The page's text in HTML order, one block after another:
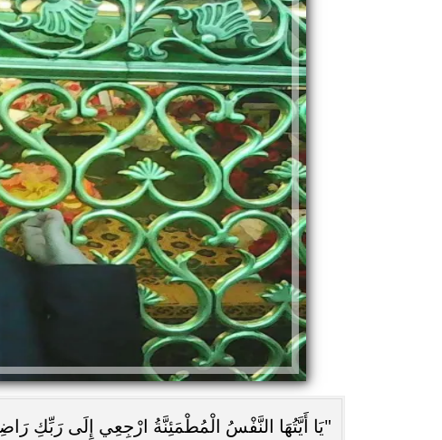
"يَا أَيَّتُهَا النَّفْسُ الْمُطْمَئِنَّةُ ارْجِعِي إِلَى رَبِّكِ